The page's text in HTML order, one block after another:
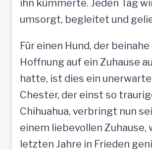
ihn kümmerte. Jeden Tag
umsorgt, begleitet und
Für einen Hund, der beinahe
Hoffnung auf ein Zuhause
hatte, ist dies ein
Chester, der einst so
Chihuahua, verbringt nun
einem liebevollen Zuhause,
letzten Jahre in Frieden